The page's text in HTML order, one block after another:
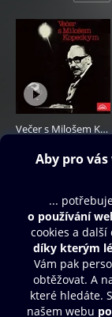
Večer s Milošem Kopeckým
149 Kč
Obsah ke stažení
Moje O2 Knihovna
Další zábava